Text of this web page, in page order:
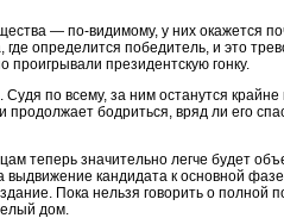
— по-видимому, у них окажется
где определится победитель, и это
президентскую гонку.
по всему, за ним останутся
бодриться, вряд ли его
теперь значительно легче будет
кандидата к основной
Пока нельзя говорить о полной
дом.